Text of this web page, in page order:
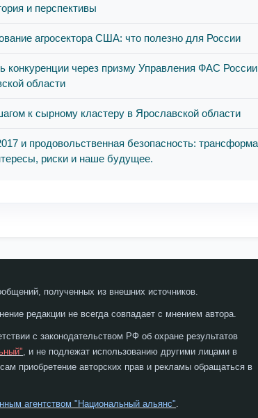
и перспективы
агросектора США: что полезно для России
конкуренции через призму Управления ФАС
области
к сырному кластеру в Ярославской области
и продовольственная безопасность:
риски и наше будущее.
полученных из внешних источников.
редакции не всегда совпадает с мнением автора.
с законодательством РФ об охране результатов
, и не подлежат использованию другими лицами в
приобретение авторских прав и рекламы обращаться в
агентством "Национальный альянс".